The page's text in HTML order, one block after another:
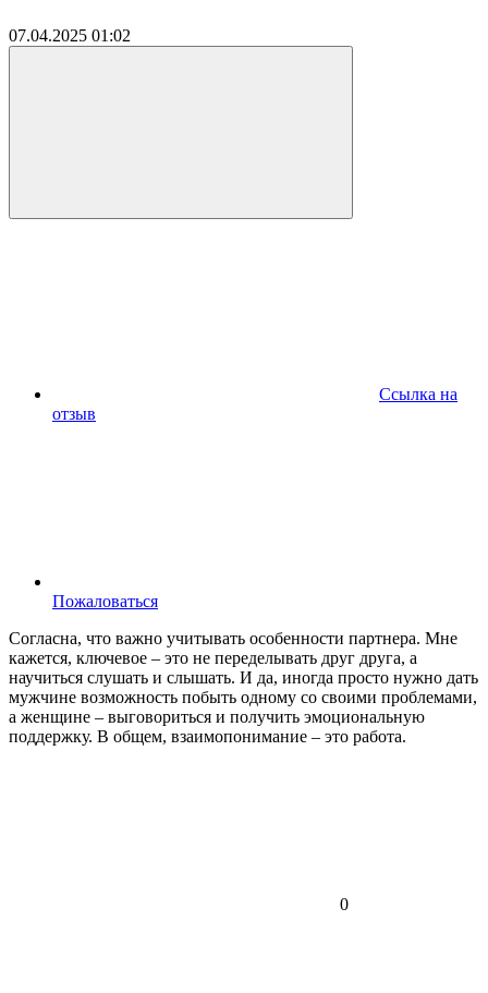
07.04.2025 01:02
Ссылка на
отзыв
Пожаловаться
Согласна, что важно учитывать особенности партнера. Мне
кажется, ключевое – это не переделывать друг друга, а
научиться слушать и слышать. И да, иногда просто нужно дать
мужчине возможность побыть одному со своими проблемами,
а женщине – выговориться и получить эмоциональную
поддержку. В общем, взаимопонимание – это работа.
0